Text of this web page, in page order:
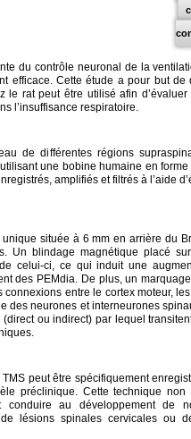
du contrôle neuronal de la
efficace. Cette étude a pour but
le rat peut être utilisé afin
l’insuffisance respiratoire.
de différentes régions
une bobine humaine en
amplifiés et filtrés à l’aide
située à 6 mm en arrière du
Un blindage magnétique placé
celui-ci, ce qui induit une
des PEMdia. De plus, un
connexions entre le cortex moteur,
des neurones et interneurones
ou indirect) par lequel
peut être spécifiquement
préclinique. Cette technique
conduire au développement de
de lésions spinales cervicales ou